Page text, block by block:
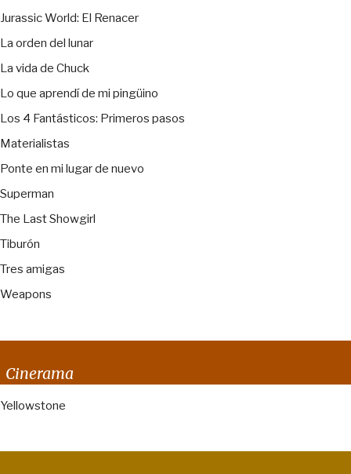
Jurassic World: El Renacer
La orden del lunar
La vida de Chuck
Lo que aprendí de mi pingüino
Los 4 Fantásticos: Primeros pasos
Materialistas
Ponte en mi lugar de nuevo
Superman
The Last Showgirl
Tiburón
Tres amigas
Weapons
Cinerama
Yellowstone